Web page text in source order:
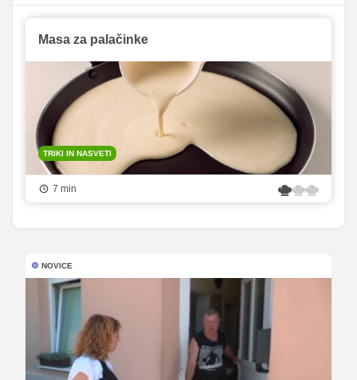
Masa za palačinke
TRIKI IN NASVETI
7 min
NOVICE